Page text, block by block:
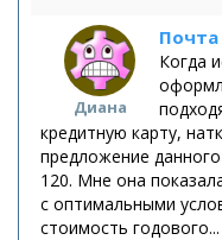
Диана
Почта
Когда
кредитную карту,
предложение
120. Мне она
с оптимальными
стоимость годового...